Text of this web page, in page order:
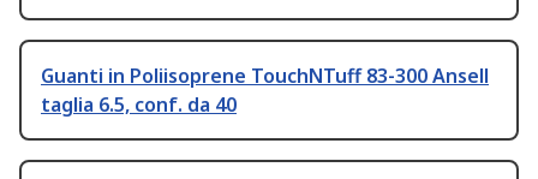
Guanti in Poliisoprene TouchNTuff 83-300 Ansell
taglia 6.5, conf. da 40